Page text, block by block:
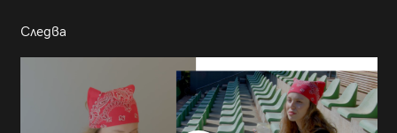
Следва